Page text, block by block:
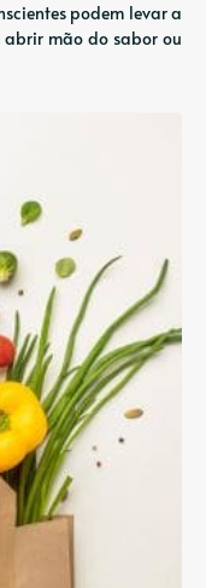
podem levar a
mão do sabor ou